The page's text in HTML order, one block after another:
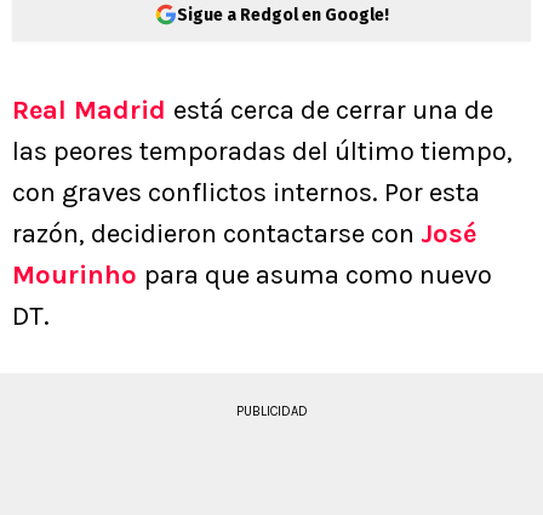
Sigue a Redgol en Google!
Real Madrid está cerca de cerrar una de
las peores temporadas del último tiempo,
con graves conflictos internos. Por esta
razón, decidieron contactarse con José
Mourinho para que asuma como nuevo
DT.
PUBLICIDAD